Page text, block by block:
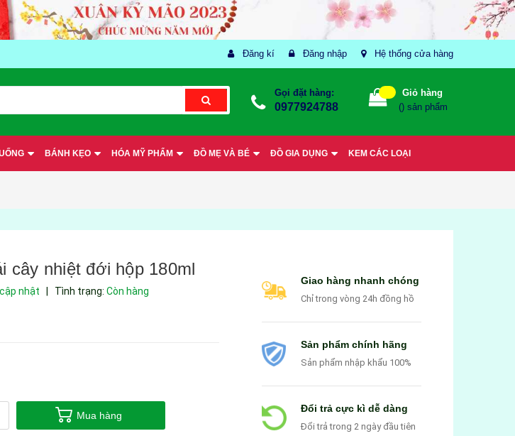
Đăng kí Đăng nhập Hệ thống cửa hàng
Gọi đặt hàng:
0977924788
Giỏ hàng
() sản phẩm
BÁNH KẸO HÓA MỸ PHẨM ĐỒ MẸ VÀ BÉ ĐỒ GIA DỤNG KEM CÁC LOẠI
cây nhiệt đới hộp 180ml
nhật Tình trạng: Còn hàng
Mua hàng
Giao hàng nhanh chóng
Chỉ trong vòng 24h đồng hồ
Sản phẩm chính hãng
Sản phẩm nhập khẩu 100%
Đổi trả cực kì dễ dàng
Đổi trả trong 2 ngày đầu tiên